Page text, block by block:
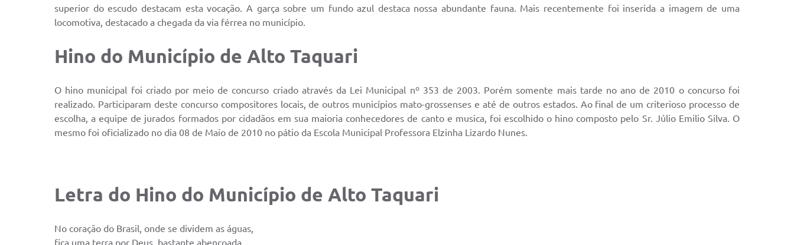
superior do escudo destacam esta vocação. A garça sobre um fundo azul destaca nossa abundante fauna. Mais recentemente foi inserida a imagem de uma
locomotiva, destacado a chegada da via férrea no município.
Hino do Município de Alto Taquari
O hino municipal foi criado por meio de concurso criado através da Lei Municipal nº 353 de 2003. Porém somente mais tarde no ano de 2010 o concurso foi
realizado. Participaram deste concurso compositores locais, de outros municípios mato-grossenses e até de outros estados. Ao final de um criterioso processo de
escolha, a equipe de jurados formados por cidadãos em sua maioria conhecedores de canto e musica, foi escolhido o hino composto pelo Sr. Júlio Emilio Silva. O
mesmo foi oficializado no dia 08 de Maio de 2010 no pátio da Escola Municipal Professora Elzinha Lizardo Nunes.
Letra do Hino do Município de Alto Taquari
No coração do Brasil, onde se dividem as águas,
fica uma terra por Deus, bastante abençoada,